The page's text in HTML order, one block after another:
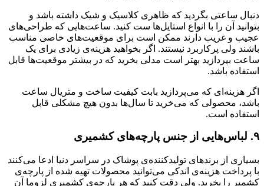
دنبال ساعتی بگردید که ظاهری کلاسیک و شیک داشته باشد و
بتوانید آن را با انواع استایل‌ها ست کنید. ساعت‌هایی که طراحی‌های
عجیب و غریب دارند ممکن است برای موقعیت‌های خاصی مناسب
باشند ولی پرکاربرد نیستند. اگر بخواهید هزینه‌ی زیادی برای یک
ساعت بپردازید بهتر است مدلی بخرید که در بیشتر موقعیت‌ها قابل
استفاده باشد.
اگر هزینه‌ای که می‌پردازید بابت کیفیت ساخت و متریال ساعت
باشد، محصولی که می‌خرید تا سال‌ها بدون هیچ مشکلی قابل
استفاده است.
۹. لباس‌هایی از جنس پارچه‌های کشمیری
بسیاری از برندهای تولیدکننده‌ی پوشاک در سراسر دنیا ادعا می‌کنند
با پرداخت هزینه‌ی اندکی می‌توانید محصولات تهیه شده از پارچه‌ی
کشمیر را بخرید. ولی دقت کنید که هر پارچه‌ی کشمیری لزوما آن